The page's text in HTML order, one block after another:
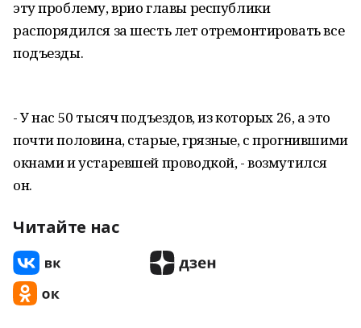
эту проблему, врио главы республики
распорядился за шесть лет отремонтировать все
подъезды.
- У нас 50 тысяч подъездов, из которых 26, а это
почти половина, старые, грязные, с прогнившими
окнами и устаревшей проводкой, - возмутился
он.
Читайте нас